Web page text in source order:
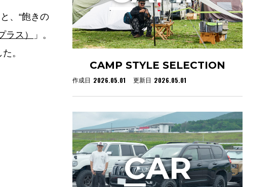
と、“飽きの
ス）
」。
。
CAMP STYLE SELECTION
作成日 2026.05.01 更新日 2026.05.01
CAR